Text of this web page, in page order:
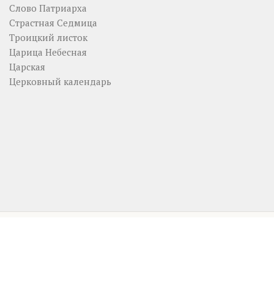
Слово Патриарха
Страстная Седмица
Троицкий листок
Царица Небесная
Царская
Церковный календарь